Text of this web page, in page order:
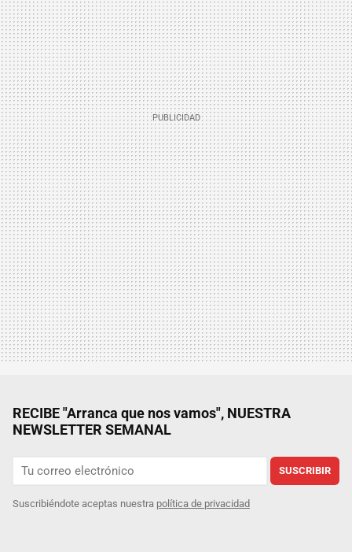
RECIBE "Arranca que nos vamos", NUESTRA
NEWSLETTER SEMANAL
SUSCRIBIR
Suscribiéndote aceptas nuestra política de privacidad